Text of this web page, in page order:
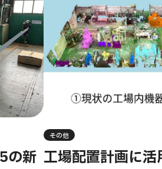
の新
その他
工場配置計画に活